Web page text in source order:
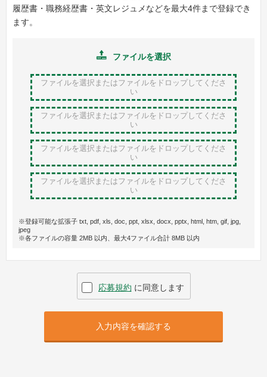
履歴書・職務経歴書・英文レジュメなどを最大4件まで登録でき
ます。
ファイルを選択
ファイルを選択またはファイルをドロップしてくださ
い
ファイルを選択またはファイルをドロップしてくださ
い
ファイルを選択またはファイルをドロップしてくださ
い
ファイルを選択またはファイルをドロップしてくださ
い
※登録可能な拡張子 txt, pdf, xls, doc, ppt, xlsx, docx, pptx, html, htm, gif, jpg,
jpeg
※各ファイルの容量 2MB 以内、最大4ファイル合計 8MB 以内
応募規約 に同意します
入力内容を確認する